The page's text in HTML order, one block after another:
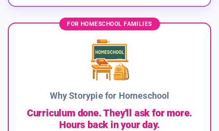
FOR HOMESCHOOL FAMILIES
Why Storypie for Homeschool
Curriculum done. They'll ask for more.
Hours back in your day.